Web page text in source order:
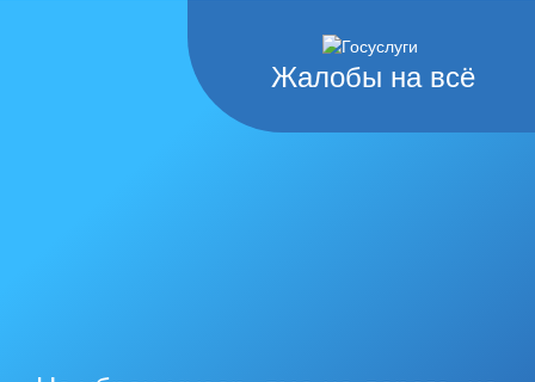
Жалобы на всё